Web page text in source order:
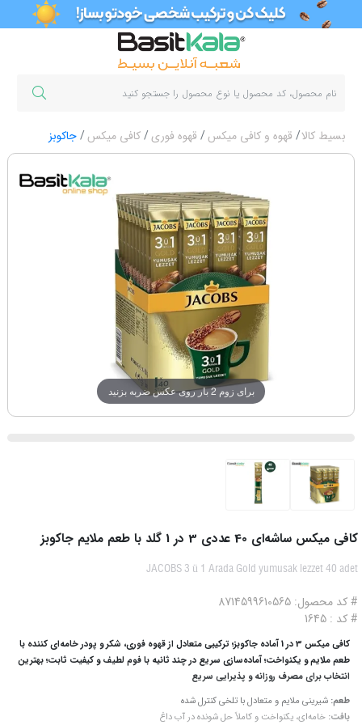
بسیط کالا قهوه و کافی میکس قهوه فوری کافی میکس جاکوبز
برای زوم 2 بار روی عکس ضربه بزنید
کافی میکس ساشه‌ای 40 عددی 3 در 1 گلد با طعم ملایم جاکوبز
JACOBS 3 ü 1 Arada Gold yumusak lezzet 40 adet
# کد محصول: 8714599610565
# کد : 1645
کافی میکس 3 در 1 آماده جاکوبز؛ ترکیبی متعادل از قهوه فوری، شکر و پودر خامه‌ای کننده با
طعم ملایم و یکنواخت؛ آماده‌سازی سریع در چند ثانیه با فوم لطیف و کیفیت ثابت؛ بهترین
انتخاب برای مصرف روزانه و پذیرایی سریع
طعم: شیرینی ملایم و متعادل با تلخی کنترل‌ شده
بافت: خامه‌ای، یکنواخت و کاملاً حل شونده در آب داغ